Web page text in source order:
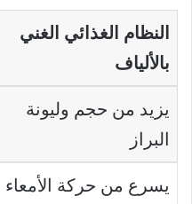
النظام الغذائي الغني
بالألياف
يزيد من حجم وليونة
البراز
يسرع من حركة الأمعاء